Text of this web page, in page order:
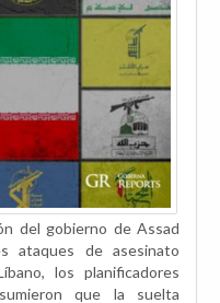
del gobierno de Assad
ataques de asesinato
los planificadores
que la suelta